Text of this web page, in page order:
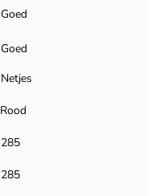
Rood
Goed
Goed
Netjes
285
285